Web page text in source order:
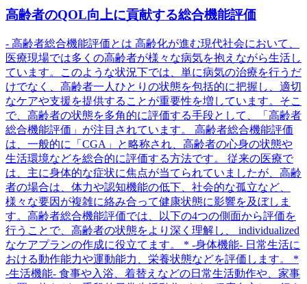
高齢者のQOL向上に貢献する総合機能評価
- 高齢者総合機能評価とは 高齢化が進む現代社会において、
医療現場では多くの高齢者が様々な病気を抱えながら生活し
ています。このような状況下では、単に病気の治療を行うだ
けでなく、高齢者一人ひとりの状態を包括的に把握し、適切
なケアや支援を提供することが重要性を増しています。そこ
で、高齢者の状態を多角的に評価する手段として、「高齢者
総合機能評価」が注目されています。 高齢者総合機能評価
は、一般的に「CGA」と略称され、高齢者の心身の状態や
生活環境などを総合的に評価する方法です。 従来の医療で
は、主に身体的な症状に焦点が当てられていましたが、高齢
者の場合は、体力や認知機能の低下、社会的な孤立など、
様々な要因が複雑に絡み合って健康状態に影響を及ぼしま
す。高齢者総合機能評価では、以下の4つの側面から評価を
行うことで、高齢者の状態をより深く理解し、 individualized
なケアプランの作成に役立てます。 * -身体機能- 日常生活に
おける動作能力や運動能力、栄養状態などを評価します。 *
-生活機能- 食事や入浴、着替えなどの日常生活動作や、家事